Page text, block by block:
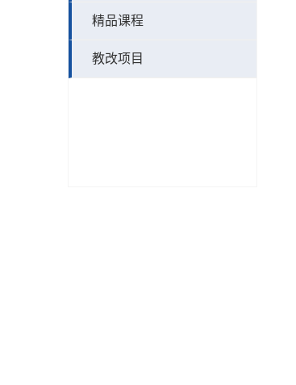
精品课程
教改项目